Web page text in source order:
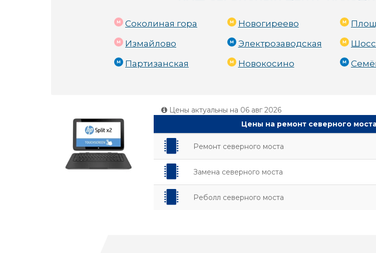
Соколиная гора
Измайлово
Партизанская
Новогиреево
Электрозаводская
Новокосино
Цены актуальны на 06 авг 2026
Цены на ремонт северного
Ремонт северного моста
Замена северного моста
Реболл северного моста